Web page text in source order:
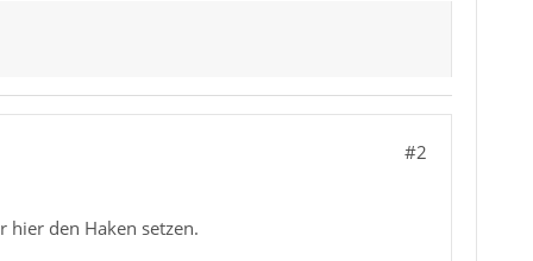
#2
hier den Haken setzen.